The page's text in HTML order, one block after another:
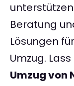
Beratung
Lösungen
Umzug.
Umzug von